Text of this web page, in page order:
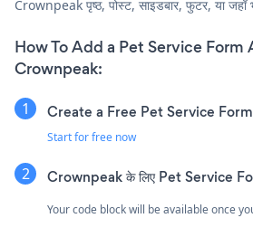
Crownpeak पृष्ठ, पोस्ट, साइडबार, फुटर, या जहाँ
How To Add a Pet Service Form
Crownpeak:
Create a Free Pet Service
Start for free now
Crownpeak के लिए Pet Service
Your code block will be available once